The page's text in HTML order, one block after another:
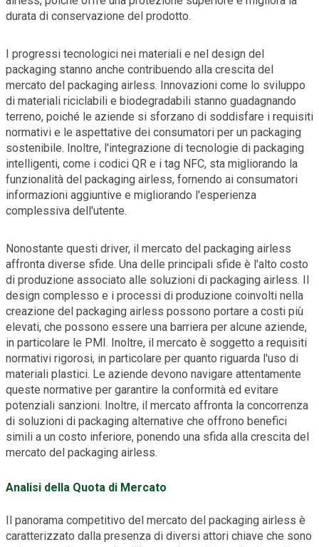
durata di conservazione del prodotto.
I progressi tecnologici nei materiali e nel design del
packaging stanno anche contribuendo alla crescita del
mercato del packaging airless. Innovazioni come lo sviluppo
di materiali riciclabili e biodegradabili stanno guadagnando
terreno, poiché le aziende si sforzano di soddisfare i requisiti
normativi e le aspettative dei consumatori per un packaging
sostenibile. Inoltre, l'integrazione di tecnologie di packaging
intelligenti, come i codici QR e i tag NFC, sta migliorando la
funzionalità del packaging airless, fornendo ai consumatori
informazioni aggiuntive e migliorando l'esperienza
complessiva dell'utente.
Nonostante questi driver, il mercato del packaging airless
affronta diverse sfide. Una delle principali sfide è l'alto costo
di produzione associato alle soluzioni di packaging airless. Il
design complesso e i processi di produzione coinvolti nella
creazione del packaging airless possono portare a costi più
elevati, che possono essere una barriera per alcune aziende,
in particolare le PMI. Inoltre, il mercato è soggetto a requisiti
normativi rigorosi, in particolare per quanto riguarda l'uso di
materiali plastici. Le aziende devono navigare attentamente
queste normative per garantire la conformità ed evitare
potenziali sanzioni. Inoltre, il mercato affronta la concorrenza
di soluzioni di packaging alternative che offrono benefici
simili a un costo inferiore, ponendo una sfida alla crescita del
mercato del packaging airless.
Analisi della Quota di Mercato
Il panorama competitivo del mercato del packaging airless è
caratterizzato dalla presenza di diversi attori chiave che sono